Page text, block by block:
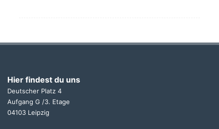
Hier findest du uns
Deutscher Platz 4
Aufgang G /3. Etage
04103 Leipzig